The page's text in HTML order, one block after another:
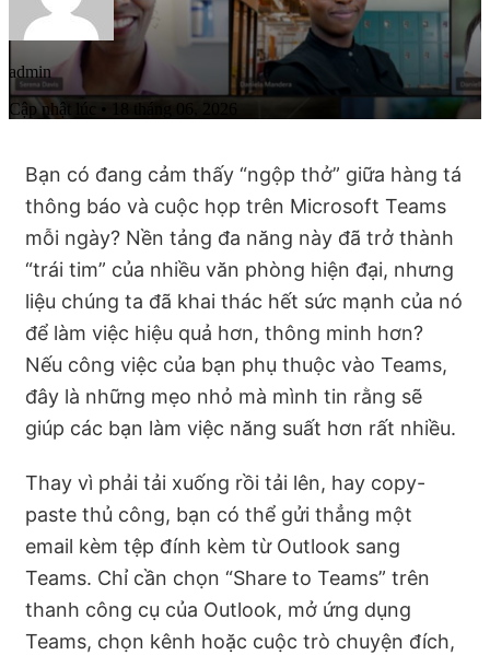
admin
Cập nhật lúc • 18 tháng 06, 2026
Bạn có đang cảm thấy “ngộp thở” giữa hàng tá
thông báo và cuộc họp trên Microsoft Teams
mỗi ngày? Nền tảng đa năng này đã trở thành
“trái tim” của nhiều văn phòng hiện đại, nhưng
liệu chúng ta đã khai thác hết sức mạnh của nó
để làm việc hiệu quả hơn, thông minh hơn?
Nếu công việc của bạn phụ thuộc vào Teams,
đây là những mẹo nhỏ mà mình tin rằng sẽ
giúp các bạn làm việc năng suất hơn rất nhiều.
Thay vì phải tải xuống rồi tải lên, hay copy-
paste thủ công, bạn có thể gửi thẳng một
email kèm tệp đính kèm từ Outlook sang
Teams. Chỉ cần chọn “Share to Teams” trên
thanh công cụ của Outlook, mở ứng dụng
Teams, chọn kênh hoặc cuộc trò chuyện đích,